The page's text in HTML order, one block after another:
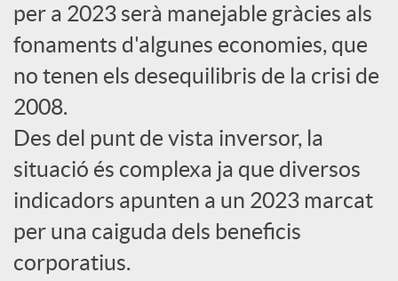
n
t
i
n
g
per a 2023 serà manejable gràcies als
fonaments d'algunes economies, que
no tenen els desequilibris de la crisi de
2008.
Des del punt de vista inversor, la
situació és complexa ja que diversos
indicadors apunten a un 2023 marcat
per una caiguda dels beneficis
corporatius.